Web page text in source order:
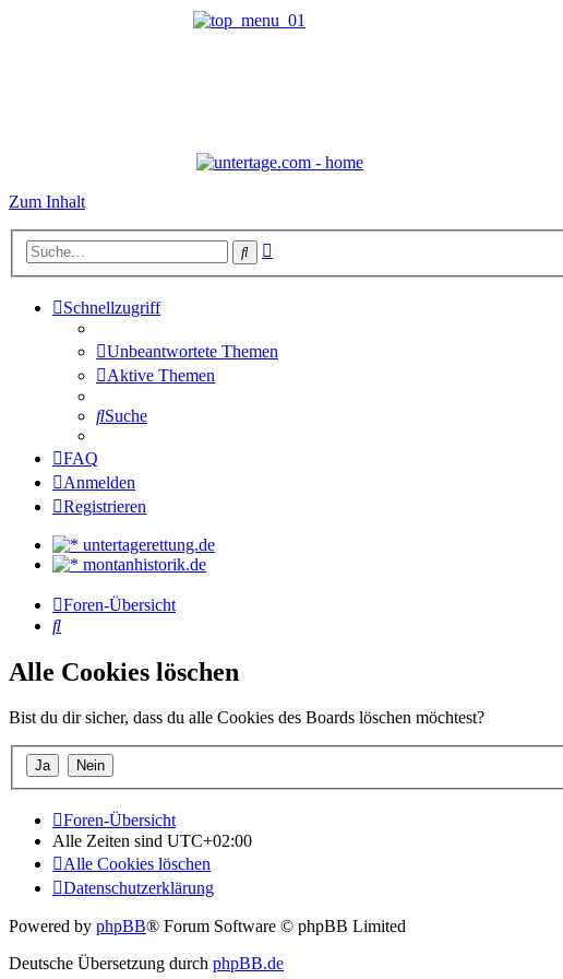
Zum Inhalt
Suche
Schnellzugriff
Unbeantwortete Themen
Aktive Themen
Suche
FAQ
Anmelden
Registrieren
untertagerettung.de
montanhistorik.de
Foren-Übersicht
Suche
Alle Cookies löschen
Bist du dir sicher, dass du alle Cookies des Boards löschen möchtest?
Foren-Übersicht
Alle Zeiten sind UTC+02:00
Alle Cookies löschen
Datenschutzerklärung
Powered by phpBB® Forum Software © phpBB Limited
Deutsche Übersetzung durch phpBB.de